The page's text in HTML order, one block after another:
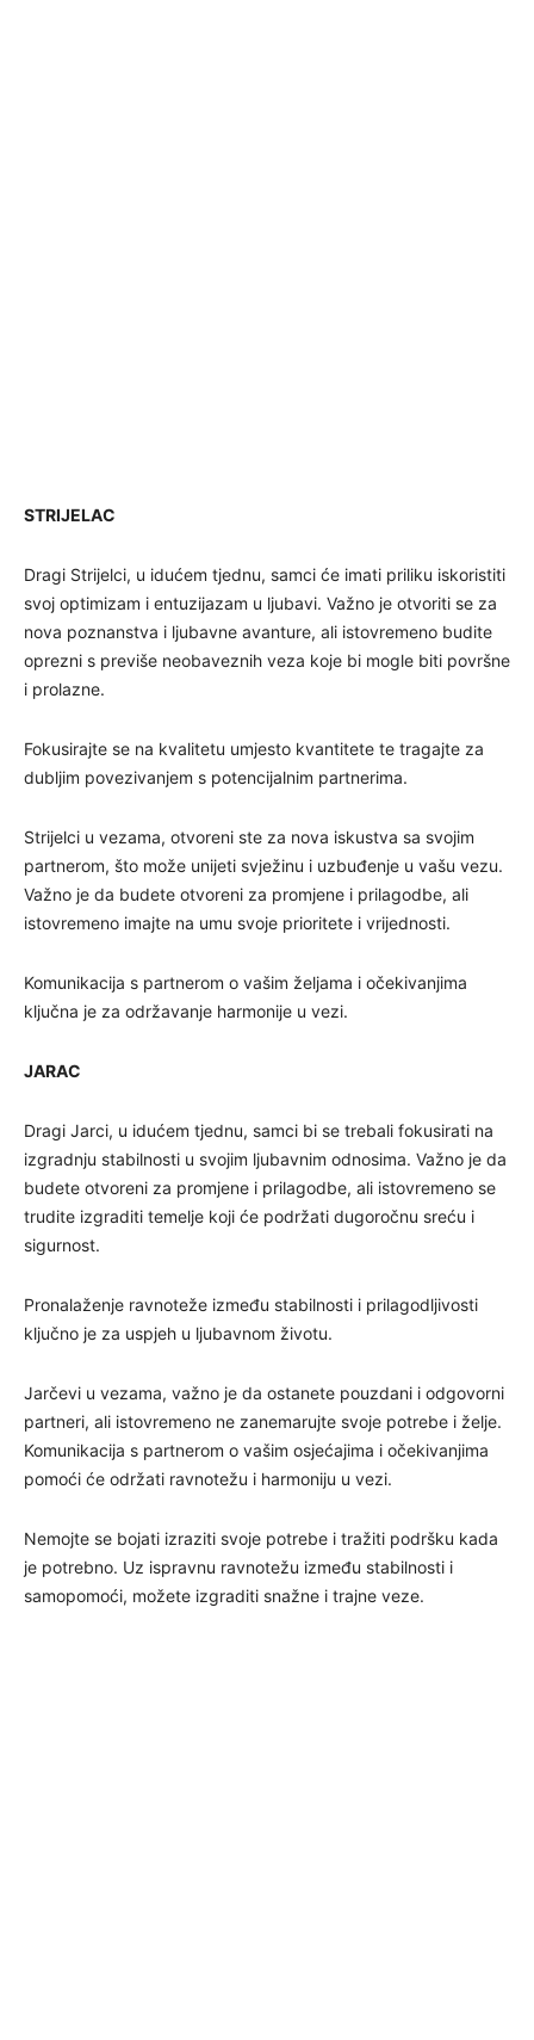
STRIJELAC
Dragi Strijelci, u idućem tjednu, samci će imati priliku iskoristiti
svoj optimizam i entuzijazam u ljubavi. Važno je otvoriti se za
nova poznanstva i ljubavne avanture, ali istovremeno budite
oprezni s previše neobaveznih veza koje bi mogle biti površne
i prolazne.
Fokusirajte se na kvalitetu umjesto kvantitete te tragajte za
dubljim povezivanjem s potencijalnim partnerima.
Strijelci u vezama, otvoreni ste za nova iskustva sa svojim
partnerom, što može unijeti svježinu i uzbuđenje u vašu vezu.
Važno je da budete otvoreni za promjene i prilagodbe, ali
istovremeno imajte na umu svoje prioritete i vrijednosti.
Komunikacija s partnerom o vašim željama i očekivanjima
ključna je za održavanje harmonije u vezi.
JARAC
Dragi Jarci, u idućem tjednu, samci bi se trebali fokusirati na
izgradnju stabilnosti u svojim ljubavnim odnosima. Važno je da
budete otvoreni za promjene i prilagodbe, ali istovremeno se
trudite izgraditi temelje koji će podržati dugoročnu sreću i
sigurnost.
Pronalaženje ravnoteže između stabilnosti i prilagodljivosti
ključno je za uspjeh u ljubavnom životu.
Jarčevi u vezama, važno je da ostanete pouzdani i odgovorni
partneri, ali istovremeno ne zanemarujte svoje potrebe i želje.
Komunikacija s partnerom o vašim osjećajima i očekivanjima
pomoći će održati ravnotežu i harmoniju u vezi.
Nemojte se bojati izraziti svoje potrebe i tražiti podršku kada
je potrebno. Uz ispravnu ravnotežu između stabilnosti i
samopomoći, možete izgraditi snažne i trajne veze.